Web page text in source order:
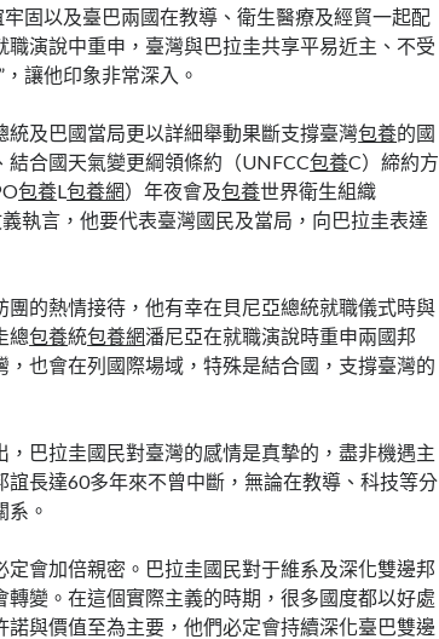
固以及臺巴兩國在教導、衛生醫療及經貿一起配
演說中重申，臺灣與巴拉圭共享平易近主、不受
讓他印象非常深入。
統及巴國當局更以詳細舉動果斷支撐臺灣包養的國
合國天氣變更綱領條約（UNFCC包養C）締約方
包養L包養網）年夜會及包養世界衛生組織
執言，他要代表臺灣國民及當局，向巴拉圭表達
的熱情接待，他有幸在貝尼亞總統就職儀式時與
總包養統包養網潘尼亞在就職演說時重申兩國邦
也會在列國際場域，特殊是結合國，支撐臺灣的
巴拉圭國民對臺灣的感情是真摯的，盡非機遇主
長達60多年來不曾中斷，無論在教導、科技等分
系。
會加倍親密。巴拉圭國民對于維系及深化雙邊邦
變。在這個實際主義的時期，很多國度都以好處
與價值至為主要，他們必定會持續深化臺巴雙邊